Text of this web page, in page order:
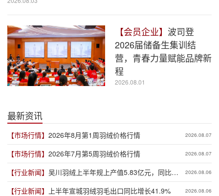
【会员企业】 波司登
2026届储备生集训结
营，青春力量赋能品牌新
程
2026.08.01
最新资讯
【市场行情】 2026年8月第1周羽绒价格行情 2026.08.07
【市场行情】 2026年7月第5周羽绒价格行情 2026.08.07
【行业新闻】 吴川羽绒上半年规上产值5.83亿元，同比增
长19.3%
2026.08.06
【行业新闻】 上半年宣城羽绒羽毛出口同比增长41.9% 2026.08.06